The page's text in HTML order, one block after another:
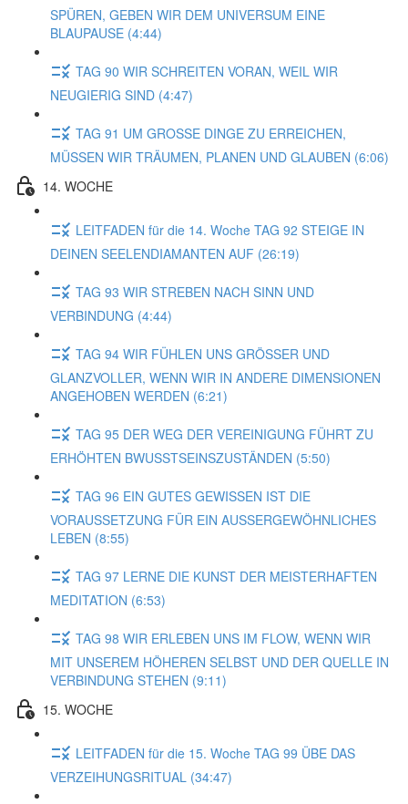
SPÜREN, GEBEN WIR DEM UNIVERSUM EINE
BLAUPAUSE (4:44)
TAG 90 WIR SCHREITEN VORAN, WEIL WIR
NEUGIERIG SIND (4:47)
TAG 91 UM GROSSE DINGE ZU ERREICHEN,
MÜSSEN WIR TRÄUMEN, PLANEN UND GLAUBEN (6:06)
14. WOCHE
LEITFADEN für die 14. Woche TAG 92 STEIGE IN
DEINEN SEELENDIAMANTEN AUF (26:19)
TAG 93 WIR STREBEN NACH SINN UND
VERBINDUNG (4:44)
TAG 94 WIR FÜHLEN UNS GRÖSSER UND
GLANZVOLLER, WENN WIR IN ANDERE DIMENSIONEN
ANGEHOBEN WERDEN (6:21)
TAG 95 DER WEG DER VEREINIGUNG FÜHRT ZU
ERHÖHTEN BWUSSTSEINSZUSTÄNDEN (5:50)
TAG 96 EIN GUTES GEWISSEN IST DIE
VORAUSSETZUNG FÜR EIN AUSSERGEWÖHNLICHES
LEBEN (8:55)
TAG 97 LERNE DIE KUNST DER MEISTERHAFTEN
MEDITATION (6:53)
TAG 98 WIR ERLEBEN UNS IM FLOW, WENN WIR
MIT UNSEREM HÖHEREN SELBST UND DER QUELLE IN
VERBINDUNG STEHEN (9:11)
15. WOCHE
LEITFADEN für die 15. Woche TAG 99 ÜBE DAS
VERZEIHUNGSRITUAL (34:47)